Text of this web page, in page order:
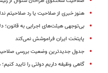
هنوز خبری از صلاحیت یا رد صلاحیتم
بی‌توجهی هیئت‌های اجرایی به قانون؛
پایتخت ایران فراموشش نمی‌کند
جدول جدیدترین وضعیت بررسی صلاحیت
گاهی وظیفه داریم دولتی را تایید